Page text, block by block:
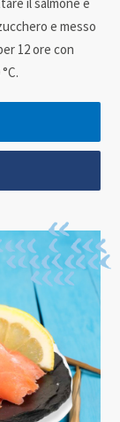
e messo
12 ore con